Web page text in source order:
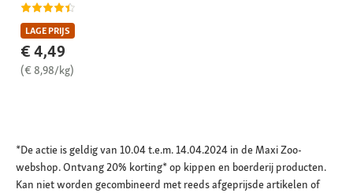
LAGE PRIJS
€ 4,49
(€ 8,98/kg)
*De actie is geldig van 10.04 t.e.m. 14.04.2024 in de Maxi Zoo-
webshop. Ontvang 20% korting* op kippen en boerderij producten.
Kan niet worden gecombineerd met reeds afgeprijsde artikelen of